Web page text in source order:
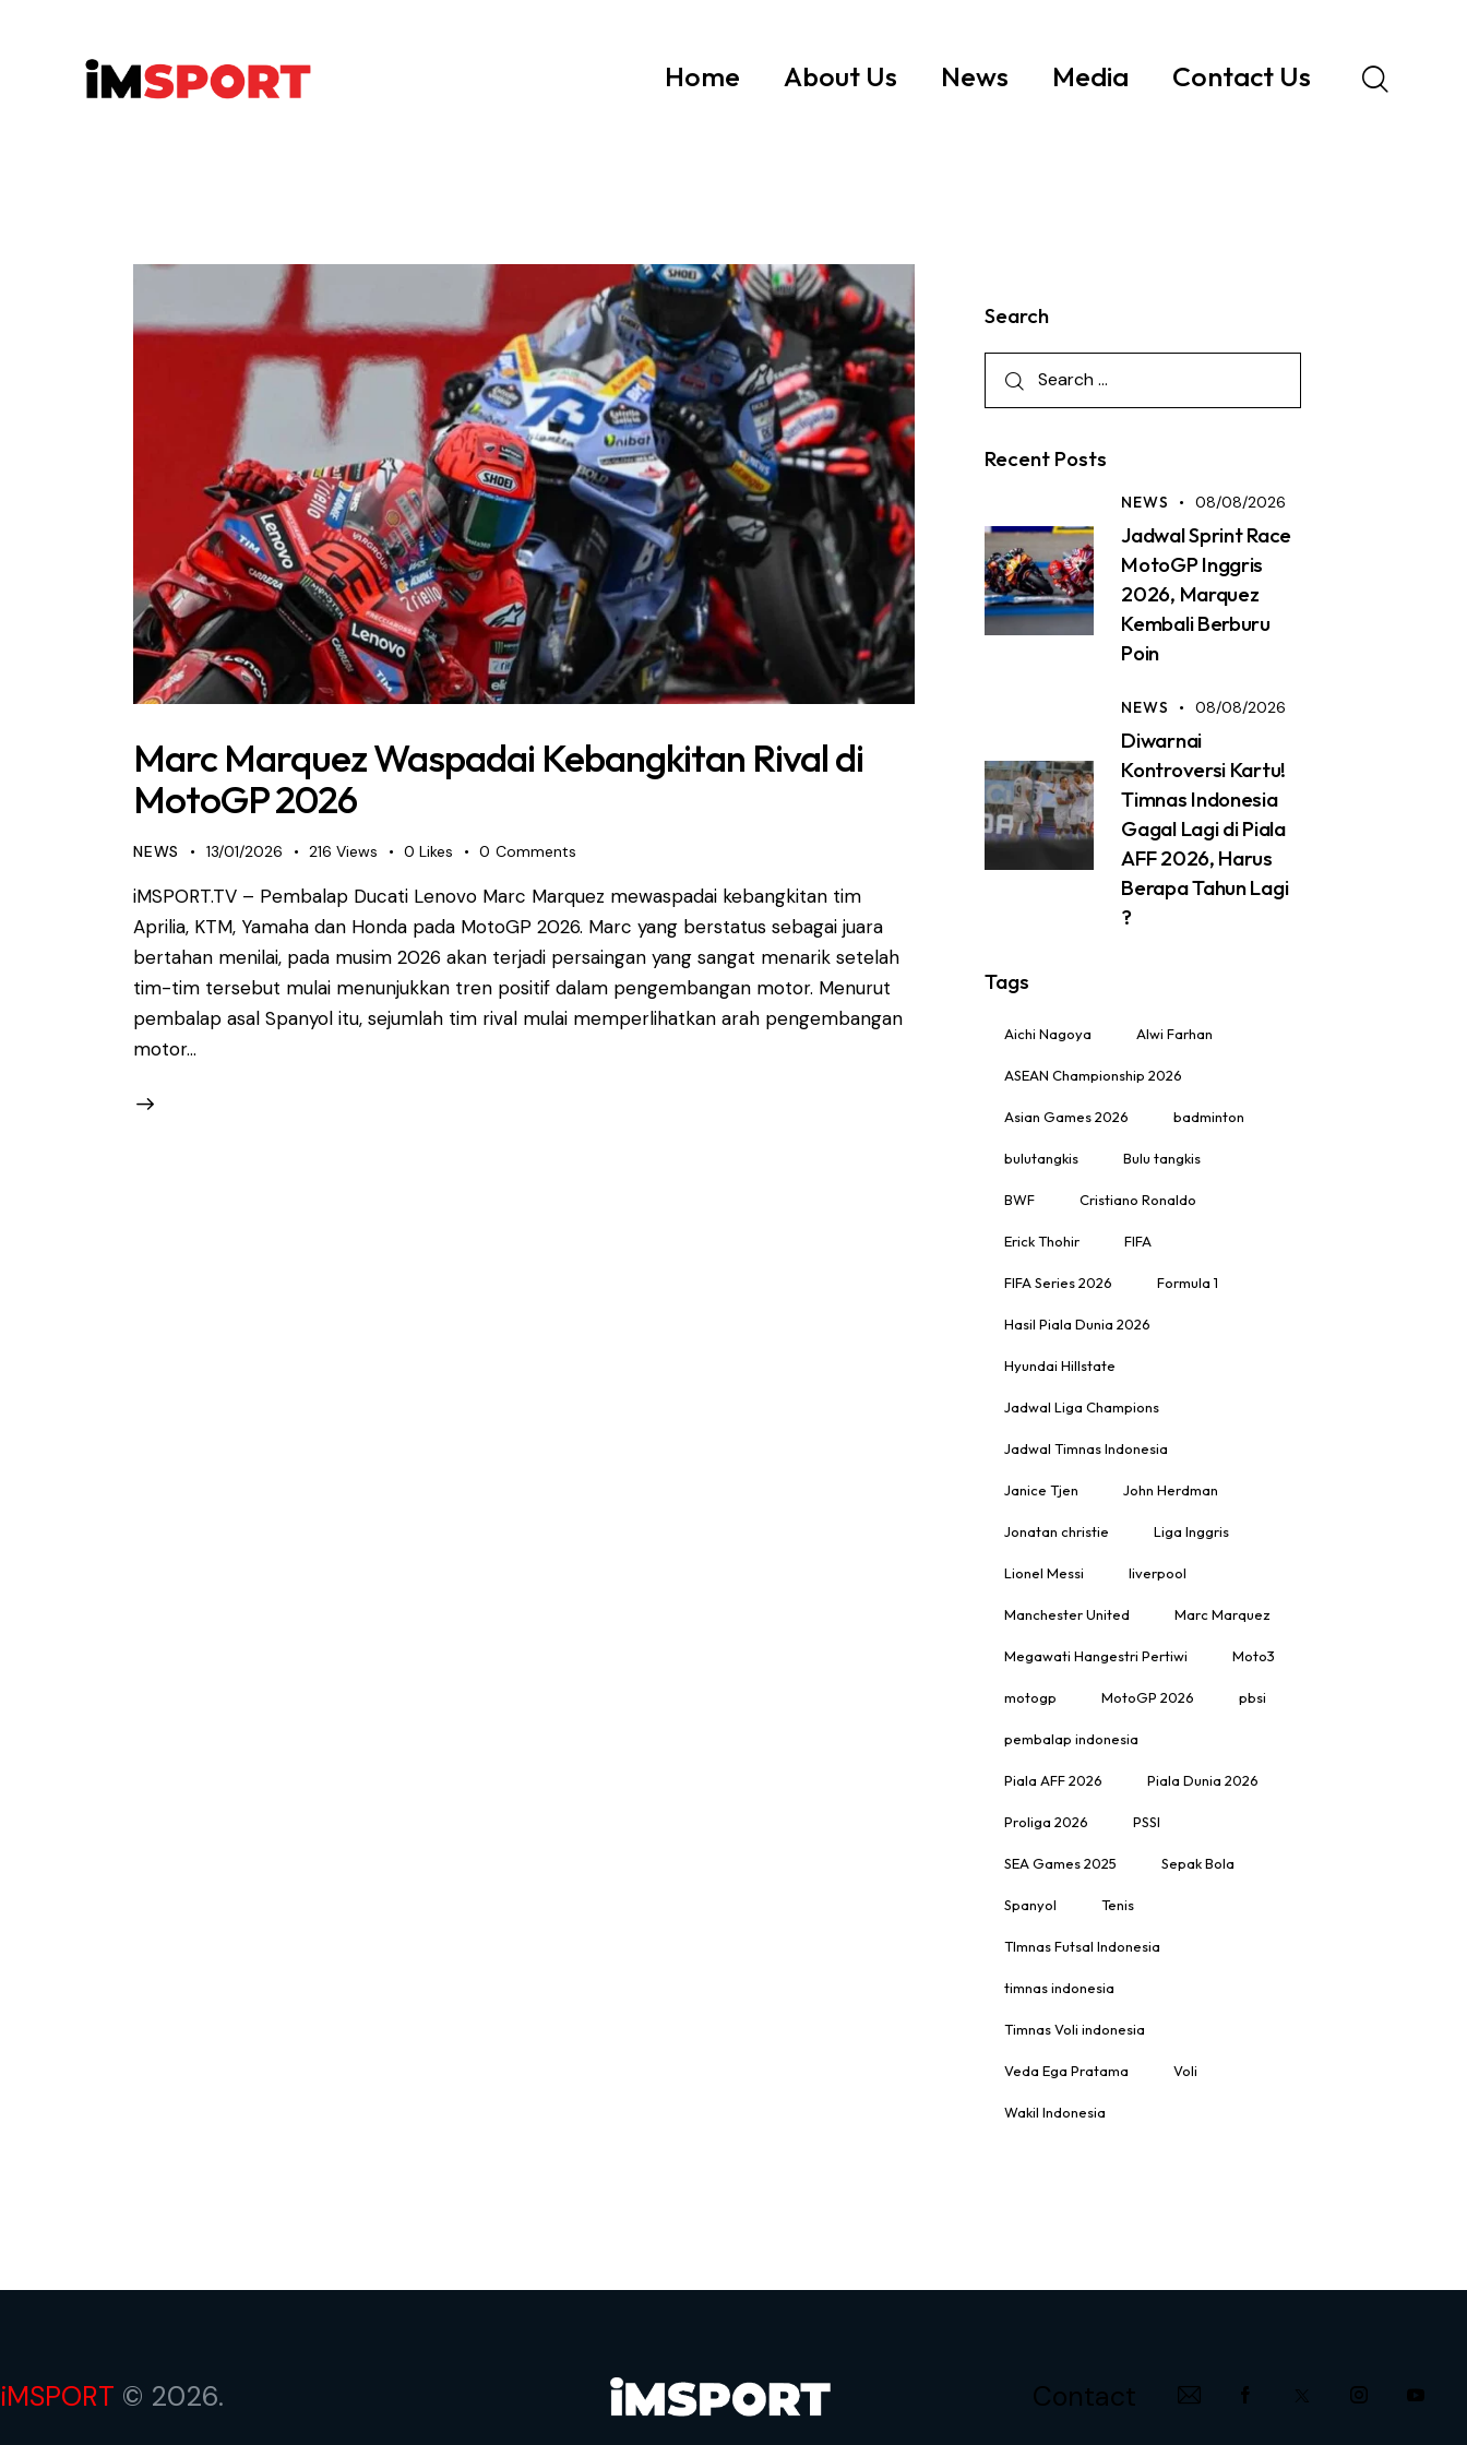
Home About Us News Media Contact Us
Marc Marquez Waspadai Kebangkitan Rival di
MotoGP 2026
NEWS 13/01/2026 216 Views 0 Likes 0 Comments
iMSPORT.TV – Pembalap Ducati Lenovo Marc Marquez mewaspadai kebangkitan tim
Aprilia, KTM, Yamaha dan Honda pada MotoGP 2026. Marc yang berstatus sebagai juara
bertahan menilai, pada musim 2026 akan terjadi persaingan yang sangat menarik setelah
tim-tim tersebut mulai menunjukkan tren positif dalam pengembangan motor. Menurut
pembalap asal Spanyol itu, sejumlah tim rival mulai memperlihatkan arah pengembangan
motor…
Search
Recent Posts
NEWS 08/08/2026
Jadwal Sprint Race
MotoGP Inggris
2026, Marquez
Kembali Berburu
Poin
NEWS 08/08/2026
Diwarnai
Kontroversi Kartu!
Timnas Indonesia
Gagal Lagi di Piala
AFF 2026, Harus
Berapa Tahun Lagi
?
Tags
Aichi Nagoya Alwi Farhan
ASEAN Championship 2026
Asian Games 2026 badminton
bulutangkis Bulu tangkis
BWF Cristiano Ronaldo
Erick Thohir FIFA
FIFA Series 2026 Formula 1
Hasil Piala Dunia 2026
Hyundai Hillstate
Jadwal Liga Champions
Jadwal Timnas Indonesia
Janice Tjen John Herdman
Jonatan christie Liga Inggris
Lionel Messi liverpool
Manchester United Marc Marquez
Megawati Hangestri Pertiwi Moto3
motogp MotoGP 2026 pbsi
pembalap indonesia
Piala AFF 2026 Piala Dunia 2026
Proliga 2026 PSSI
SEA Games 2025 Sepak Bola
Spanyol Tenis
TImnas Futsal Indonesia
timnas indonesia
Timnas Voli indonesia
Veda Ega Pratama Voli
Wakil Indonesia
iMSPORT © 2026. Contact